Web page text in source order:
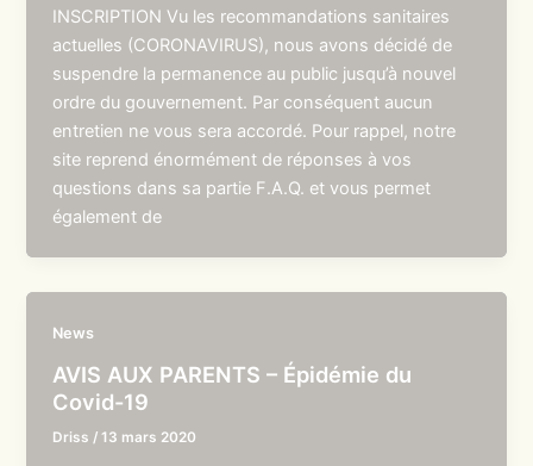
INSCRIPTION Vu les recommandations sanitaires
actuelles (CORONAVIRUS), nous avons décidé de
suspendre la permanence au public jusqu’à nouvel
ordre du gouvernement. Par conséquent aucun
entretien ne vous sera accordé. Pour rappel, notre
site reprend énormément de réponses à vos
questions dans sa partie F.A.Q. et vous permet
également de
News
AVIS AUX PARENTS – Épidémie du
Covid-19
Driss /13 mars 2020